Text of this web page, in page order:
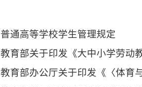
普通高等学校学生管理规定
教育部关于印发《大中小学劳动
教育部办公厅关于印发《〈体育